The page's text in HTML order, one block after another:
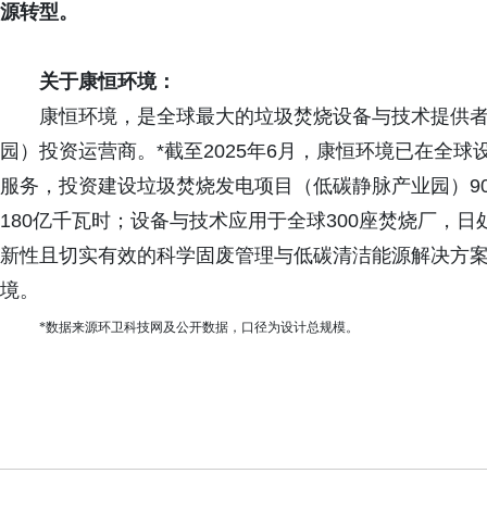
源转型。
关于康恒环境：
康恒环境，是全球最大的垃圾焚烧设备与技术提供
园）投资运营商。*截至2025年6月，康恒环境已在全
服务，投资建设垃圾焚烧发电项目（低碳静脉产业园）
180亿千瓦时；设备与技术应用于全球300座焚烧厂，
新性且切实有效的科学固废管理与低碳清洁能源解决方
境。
*数据来源环卫科技网及公开数据，口径为设计总规模。